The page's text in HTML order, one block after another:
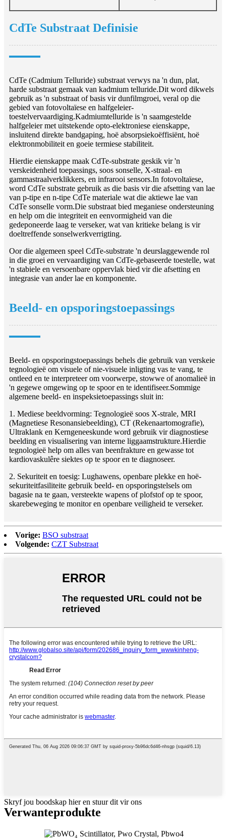
CdTe Substraat Definisie
CdTe (Cadmium Telluride) substraat verwys na 'n dun, plat,
harde substraat gemaak van kadmium telluride.Dit word dikwels
gebruik as 'n substraat of basis vir dunfilmgroei, veral op die
gebied van fotovoltaïese en halfgeleier-
toestelvervaardiging.Kadmiumtelluride is 'n saamgestelde
halfgeleier met uitstekende opto-elektroniese eienskappe,
insluitend direkte bandgaping, hoë absorpsiekoëffisiënt, hoë
elektronmobiliteit en goeie termiese stabiliteit.
Hierdie eienskappe maak CdTe-substrate geskik vir 'n
verskeidenheid toepassings, soos sonselle, X-straal- en
gammastraalverklikkers, en infrarooi sensors.In fotovoltaïese,
word CdTe substrate gebruik as die basis vir die afsetting van lae
van p-tipe en n-tipe CdTe materiale wat die aktiewe lae van
CdTe sonselle vorm.Die substraat bied meganiese ondersteuning
en help om die integriteit en eenvormigheid van die
gedeponeerde laag te verseker, wat van kritieke belang is vir
doeltreffende sonselwerkverrigting.
Oor die algemeen speel CdTe-substrate 'n deurslaggewende rol
in die groei en vervaardiging van CdTe-gebaseerde toestelle, wat
'n stabiele en versoenbare oppervlak bied vir die afsetting en
integrasie van ander lae en komponente.
Beeld- en opsporingstoepassings
Beeld- en opsporingstoepassings behels die gebruik van verskeie
tegnologieë om visuele of nie-visuele inligting vas te vang, te
ontleed en te interpreteer om voorwerpe, stowwe of anomalieë in
'n gegewe omgewing op te spoor en te identifiseer.Sommige
algemene beeld- en inspeksietoepassings sluit in:
1. Mediese beeldvorming: Tegnologieë soos X-strale, MRI
(Magnetiese Resonansiebeelding), CT (Rekenaartomografie),
Ultraklank en Kerngeneeskunde word gebruik vir diagnostiese
beelding en visualisering van interne liggaamstrukture.Hierdie
tegnologieë help om alles van beenfrakture en gewasse tot
kardiovaskulêre siektes op te spoor en te diagnoseer.
2. Sekuriteit en toesig: Lughawens, openbare plekke en hoë-
sekuriteitfasiliteite gebruik beeld- en opsporingstelsels om
bagasie na te gaan, versteekte wapens of plofstof op te spoor,
skarebeweging te monitor en openbare veiligheid te verseker.
Vorige: BSO substraat
Volgende: CZT Substraat
Skryf jou boodskap hier en stuur dit vir ons
Verwanteprodukte